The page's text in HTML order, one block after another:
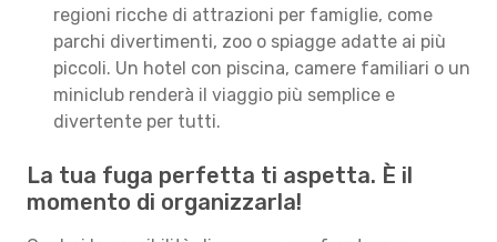
regioni ricche di attrazioni per famiglie, come
parchi divertimenti, zoo o spiagge adatte ai più
piccoli. Un hotel con piscina, camere familiari o un
miniclub renderà il viaggio più semplice e
divertente per tutti.
La tua fuga perfetta ti aspetta. È il
momento di organizzarla!